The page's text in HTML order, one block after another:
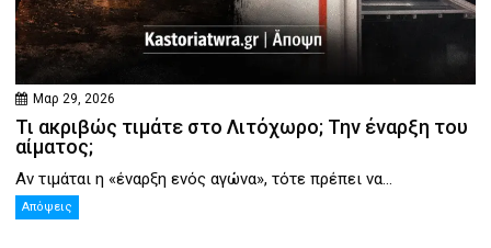
Μαρ 29, 2026
Τι ακριβώς τιμάτε στο Λιτόχωρο; Την έναρξη του
αίματος;
Αν τιμάται η «έναρξη ενός αγώνα», τότε πρέπει να...
Απόψεις